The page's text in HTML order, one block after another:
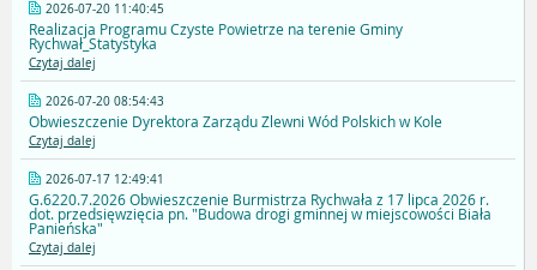
2026-07-20 11:40:45
Realizacja Programu Czyste Powietrze na terenie Gminy
Rychwał_Statystyka
Czytaj dalej
2026-07-20 08:54:43
Obwieszczenie Dyrektora Zarządu Zlewni Wód Polskich w Kole
Czytaj dalej
2026-07-17 12:49:41
G.6220.7.2026 Obwieszczenie Burmistrza Rychwała z 17 lipca 2026 r.
dot. przedsięwzięcia pn. "Budowa drogi gminnej w miejscowości Biała
Panieńska"
Czytaj dalej